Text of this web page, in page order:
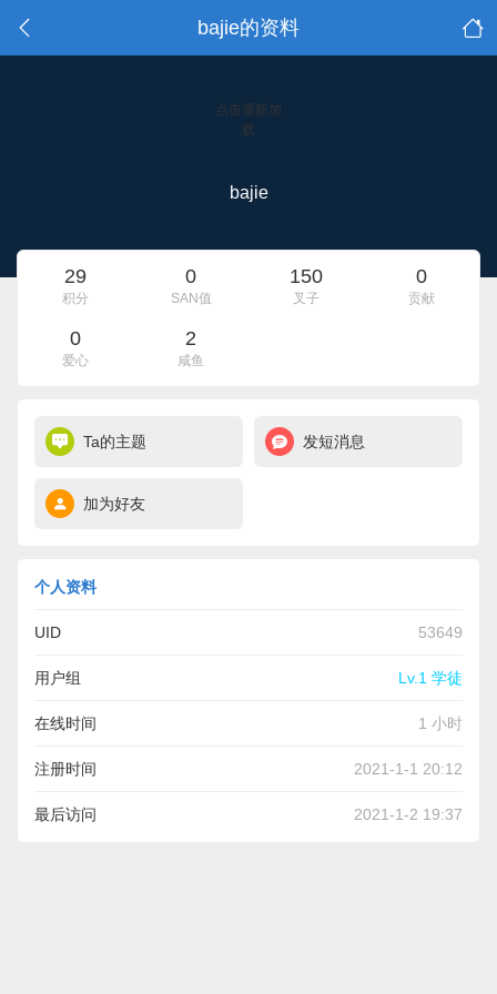
bajie的资料
点击重新加
载
bajie
29
积分
0
SAN值
150
叉子
0
贡献
0
爱心
2
咸鱼
Ta的主题 发短消息
加为好友
个人资料
UID 53649
用户组 Lv.1 学徒
在线时间 1 小时
注册时间 2021-1-1 20:12
最后访问 2021-1-2 19:37